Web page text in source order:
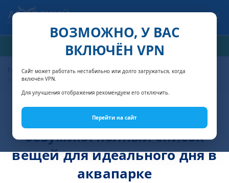
ВОЗМОЖНО, У ВАС
ВКЛЮЧЁН VPN
Сайт может работать нестабильно или долго загружаться, когда
включён VPN.
Для улучшения отображения рекомендуем его отключить.
Перейти на сайт
РАСЧЁТ СТОИМОСТИ
Главная Интересное о Крыме
Готовимся к водному безумию:
полный список вещей для идеального дня в аквапарке
Готовимся к водному
безумию: полный список
вещей для идеального дня в
аквапарке